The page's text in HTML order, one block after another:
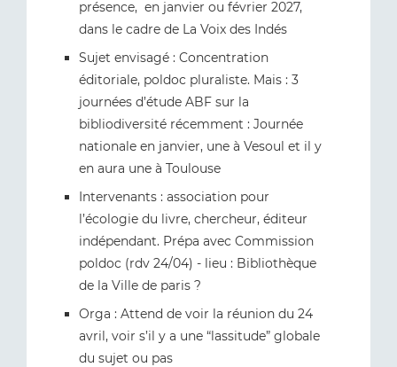
présence, en janvier ou février 2027,
dans le cadre de La Voix des Indés
Sujet envisagé : Concentration
éditoriale, poldoc pluraliste. Mais : 3
journées d’étude ABF sur la
bibliodiversité récemment : Journée
nationale en janvier, une à Vesoul et il y
en aura une à Toulouse
Intervenants : association pour
l’écologie du livre, chercheur, éditeur
indépendant. Prépa avec Commission
poldoc (rdv 24/04) - lieu : Bibliothèque
de la Ville de paris ?
Orga : Attend de voir la réunion du 24
avril, voir s’il y a une “lassitude” globale
du sujet ou pas